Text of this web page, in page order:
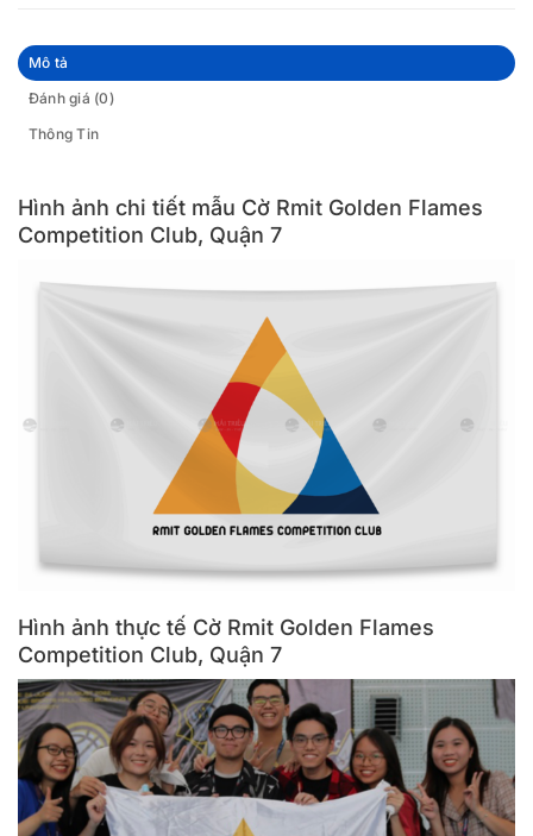
Mô tả
Đánh giá (0)
Thông Tin
Hình ảnh chi tiết mẫu Cờ Rmit Golden Flames
Competition Club, Quận 7
Hình ảnh thực tế Cờ Rmit Golden Flames
Competition Club, Quận 7